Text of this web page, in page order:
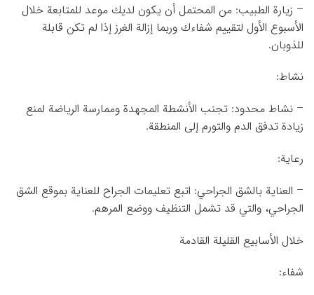
– زيارة الطبيب: من المحتمل أن يكون لديك موعد للمتابعة خلال
الأسبوع الأول لتقييم شفاءك وربما إزالة الغرز إذا لم تكن قابلة
للذوبان.
نشاط:
– نشاط محدود: تجنب الأنشطة المجهدة وممارسة الرياضة لمنع
زيادة تدفق الدم والتورم إلى المنطقة.
رعاية:
– العناية بالشق الجراحي: اتبع تعليمات الجراح للعناية بموقع الشق
الجراحي، والتي قد تشمل التنظيف ووضع المرهم.
خلال الأسابيع القليلة القادمة
شفاء: